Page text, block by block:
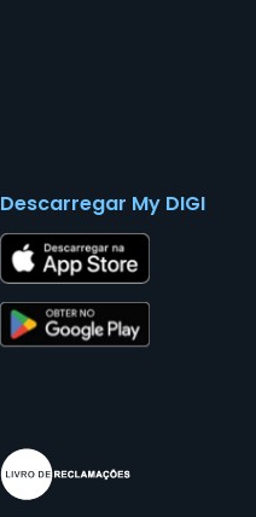
Descarregar My DIGI